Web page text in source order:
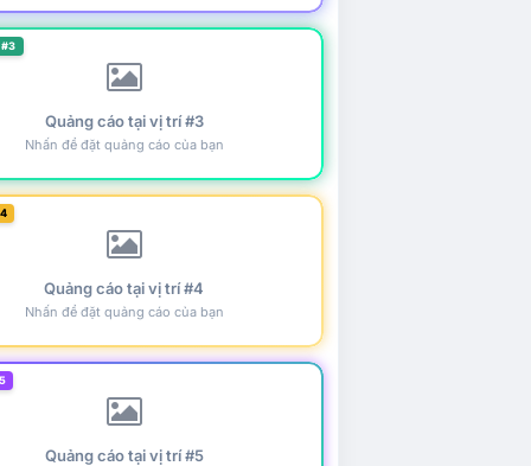
Quảng cáo tại vị trí #3
Nhấn để đặt quảng cáo của bạn
Quảng cáo tại vị trí #4
Nhấn để đặt quảng cáo của bạn
Quảng cáo tại vị trí #5